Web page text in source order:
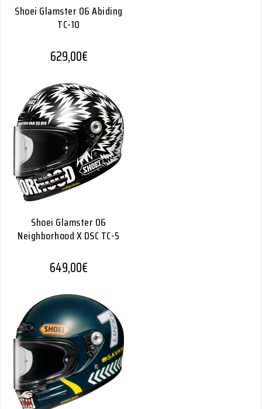
Shoei Glamster 06 Abiding
TC-10
629,00€
Shoei Glamster 06
Neighborhood X DSC TC-5
649,00€